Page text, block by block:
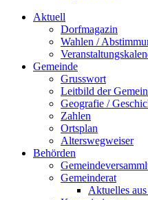
Aktuell
Dorfmagazin
Wahlen /
Gemeinde
Grusswort
Leitbild der
Geografie /
Zahlen
Ortsplan
Alterswegweiser
Behörden
Gemeinderat
Aktuelles